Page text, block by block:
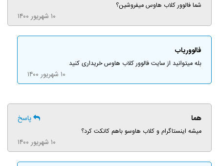
شما فالوور کلاب هاوس میفروشین؟
۱۰ شهریور ۱۴۰۰
فالووریاب
بله میتوانید از سایت فالوور کلاب هاوس خریداری کنید
۱۰ شهریور ۱۴۰۰
هما پاسخ
میشه اینستاگرام و کلاب هاوسو باهم کانکت کرد؟
۱۰ شهریور ۱۴۰۰